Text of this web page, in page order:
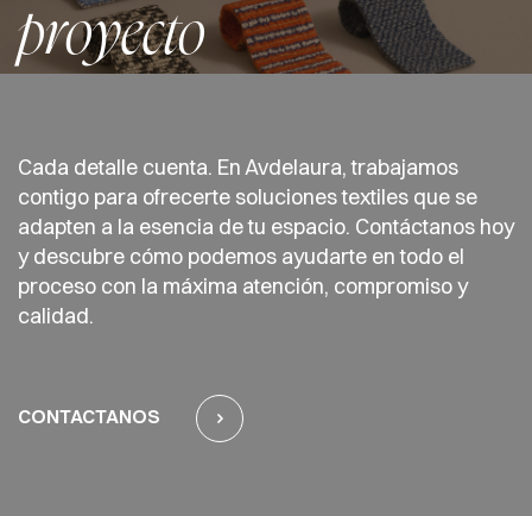
proyecto
Cada detalle cuenta. En Avdelaura, trabajamos
contigo para ofrecerte soluciones textiles que se
adapten a la esencia de tu espacio. Contáctanos hoy
y descubre cómo podemos ayudarte en todo el
proceso con la máxima atención, compromiso y
calidad.
CONTACTANOS